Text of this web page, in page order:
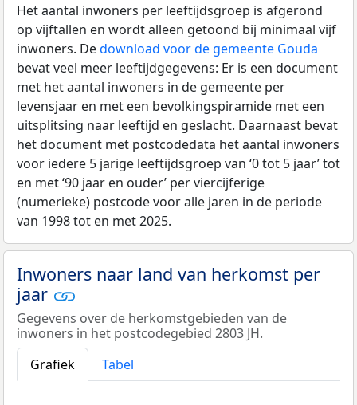
Het aantal inwoners per leeftijdsgroep is afgerond
op vijftallen en wordt alleen getoond bij minimaal vijf
inwoners. Dedownload voor de gemeente Gouda
bevat veel meer leeftijdgegevens: Er is een document
met het aantal inwoners in de gemeente per
levensjaar en met een bevolkingspiramide met een
uitsplitsing naar leeftijd en geslacht. Daarnaast bevat
het document met postcodedata het aantal inwoners
voor iedere 5 jarige leeftijdsgroep van ‘0 tot 5 jaar’ tot
en met ‘90 jaar en ouder’ per viercijferige
(numerieke) postcode voor alle jaren in de periode
van 1998 tot en met 2025.
Inwoners naar land van herkomst per
jaar
Gegevens over de herkomstgebieden van de
inwoners in het postcodegebied 2803 JH.
Grafiek
Tabel